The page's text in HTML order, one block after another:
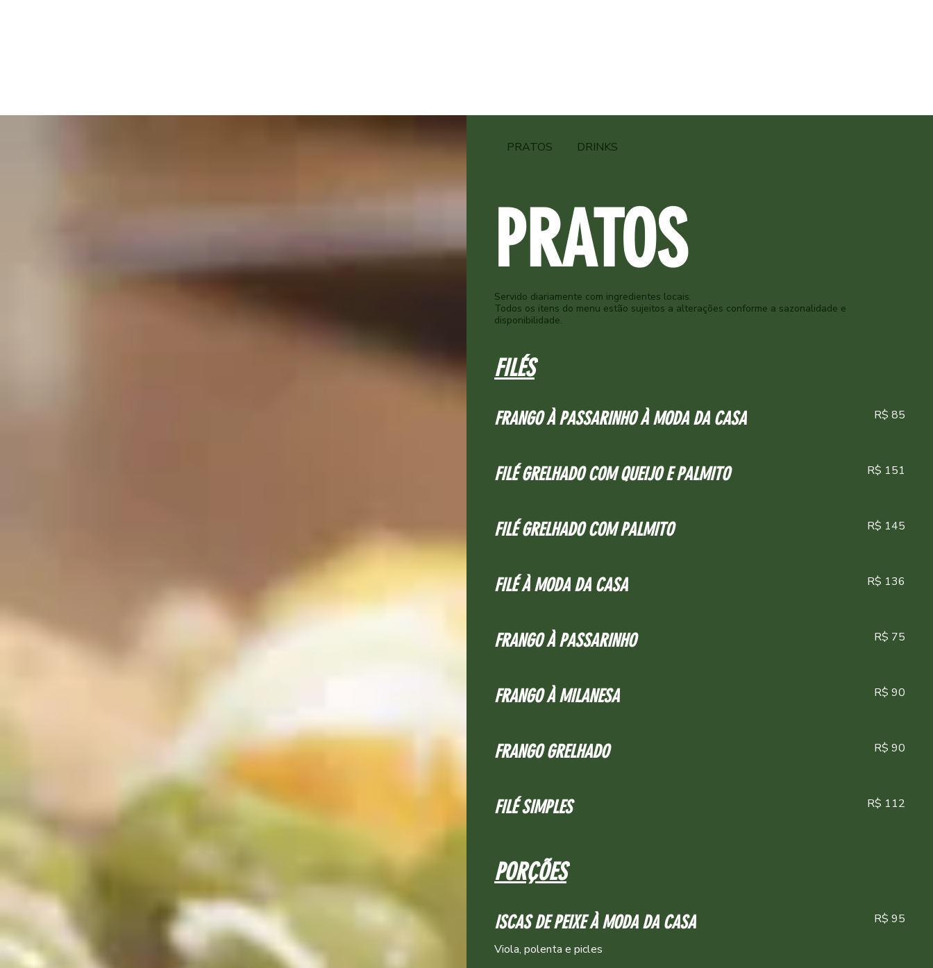
PRATOS DRINKS
PRATOS
Servido diariamente com ingredientes locais.
Todos os itens do menu estão sujeitos a alterações conforme a sazonalidade e
disponibilidade.
FILÉS
FRANGO À PASSARINHO À MODA DA CASA R$ 85
FILÉ GRELHADO COM QUEIJO E PALMITO R$ 151
FILÉ GRELHADO COM PALMITO R$ 145
FILÉ À MODA DA CASA R$ 136
FRANGO À PASSARINHO R$ 75
FRANGO À MILANESA R$ 90
FRANGO GRELHADO R$ 90
FILÉ SIMPLES R$ 112
PORÇÕES
ISCAS DE PEIXE À MODA DA CASA
Viola, polenta e picles
R$ 95